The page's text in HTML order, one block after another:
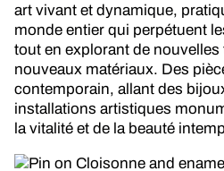
art vivant et dynamique,
monde entier qui perpétuent
tout en explorant de
nouveaux matériaux. Des
contemporain, allant des
installations artistiques
la vitalité et de la beauté